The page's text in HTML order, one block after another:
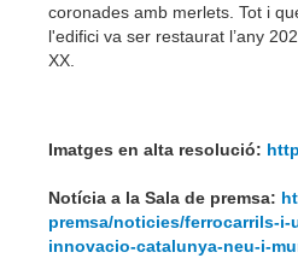
coronades amb merlets. Tot i
l'edifici va ser restaurat l’any
XX.
Imatges en alta resolució:
Notícia a la Sala de premsa:
premsa/noticies/ferrocarrils-
innovacio-catalunya-neu-i-